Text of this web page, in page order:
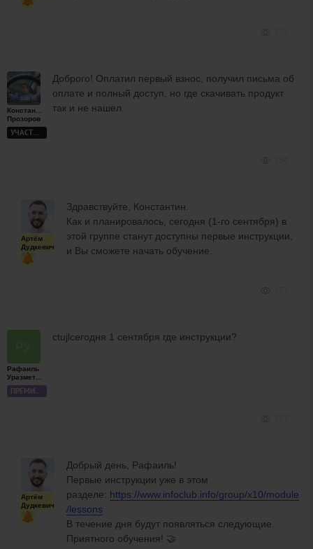
Константин
Прозоров
УЧАСТНИК
Доброго! Оплатил первый взнос, получил письма об
оплате и полный доступ, но где скачивать продукт
так и не нашел.
Артём
Дудкевич
Здравствуйте, Константин.
Как и планировалось, сегодня (1-го сентября) в
этой группе станут доступны первые инструкции,
и Вы сможете начать обучение.
Рафаиль
Уразметов
ПРЕМИУМ
ctujlсегодня 1 сентября где инструкции?
Артём
Дудкевич
Добрый день, Рафаиль!
Первые инструкции уже в этом
разделе: https://www.infoclub.info/group/x10/module
/lessons
В течение дня будут появляться следующие.
Приятного обучения! 🤝